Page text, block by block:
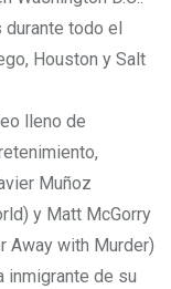
todo el
Houston y Salt
lleno de
Muñoz
y Matt McGorry
Away with Murder)
inmigrante de su